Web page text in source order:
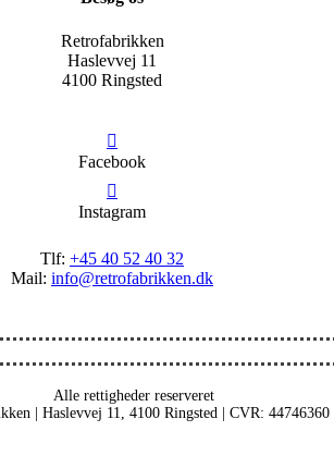
Retrofabrikken
Haslevvej 11
4100 Ringsted
Facebook
Instagram
Tlf: +45 40 52 40 32
Mail: info@retrofabrikken.dk
Alle rettigheder reserveret
| Haslevvej 11, 4100 Ringsted | CVR: 44746360